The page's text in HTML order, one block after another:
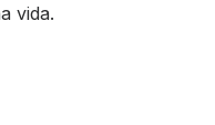
vida.